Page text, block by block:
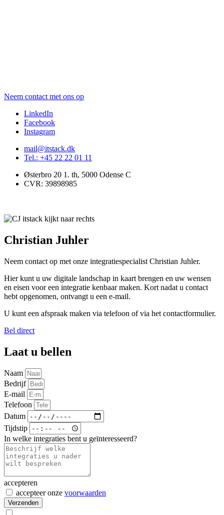
Neem contact met ons op
LinkedIn
Facebook
Instagram
mail@itstack.dk
Tel.: +45 22 22 01 11
Østerbro 20 1. th, 5000 Odense C
CVR: 39898985
Christian Juhler
Neem contact op met onze integratiespecialist Christian Juhler.
Hier kunt u uw digitale landschap in kaart brengen en uw wensen
en eisen voor een integratie kenbaar maken. Kort nadat u contact
hebt opgenomen, ontvangt u een e-mail.
U kunt een afspraak maken via telefoon of via het contactformulier.
Bel direct
Laat u bellen
Naam
Bedrijf
E-mail
Telefoon
Datum
Tijdstip
In welke integraties bent u geïnteresseerd?
accepteren
accepteer onze voorwaarden
Verzenden